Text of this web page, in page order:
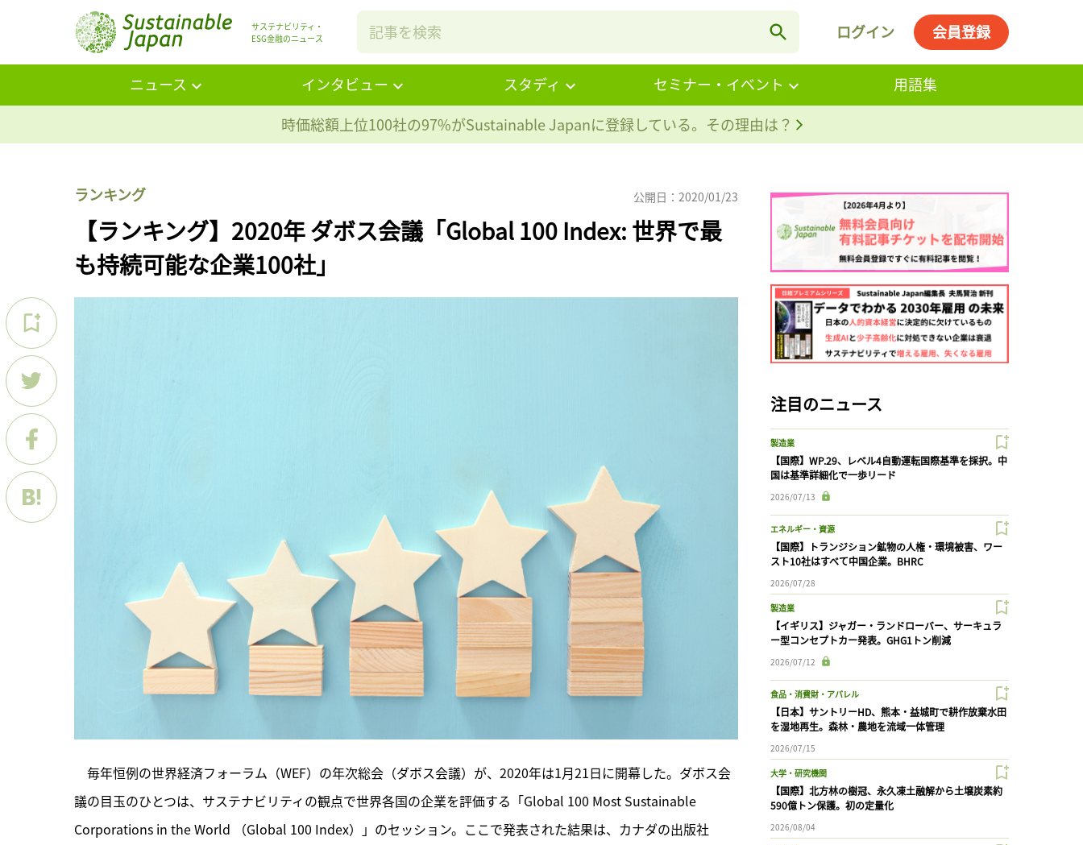
サステナビリティ・
ESG金融のニュース
ログイン 会員登録
ニュース インタビュー スタディ セミナー・イベント
用語集
時価総額上位100社の97%がSustainable Japanに登録している。その理由は？
ランキング 公開日：2020/01/23
【ランキング】2020年 ダボス会議「Global 100 Index: 世界で最
も持続可能な企業100社」
毎年恒例の世界経済フォーラム（WEF）の年次総会（ダボス会議）が、2020年は1月21日に開幕した。ダボス会
議の目玉のひとつは、サステナビリティの観点で世界各国の企業を評価する「Global 100 Most Sustainable
Corporations in the World （Global 100 Index）」のセッション。ここで発表された結果は、カナダの出版社
注目のニュース
製造業
【国際】WP.29、レベル4自動運転国際基準を採択。中
国は基準詳細化で一歩リード
2026/07/13
エネルギー・資源
【国際】トランジション鉱物の人権・環境被害、ワー
スト10社はすべて中国企業。BHRC
2026/07/28
製造業
【イギリス】ジャガー・ランドローバー、サーキュラ
ー型コンセプトカー発表。GHG1トン削減
2026/07/12
食品・消費財・アパレル
【日本】サントリーHD、熊本・益城町で耕作放棄水田
を湿地再生。森林・農地を流域一体管理
2026/07/15
大学・研究機関
【国際】北方林の樹冠、永久凍土融解から土壌炭素約
590億トン保護。初の定量化
2026/08/04